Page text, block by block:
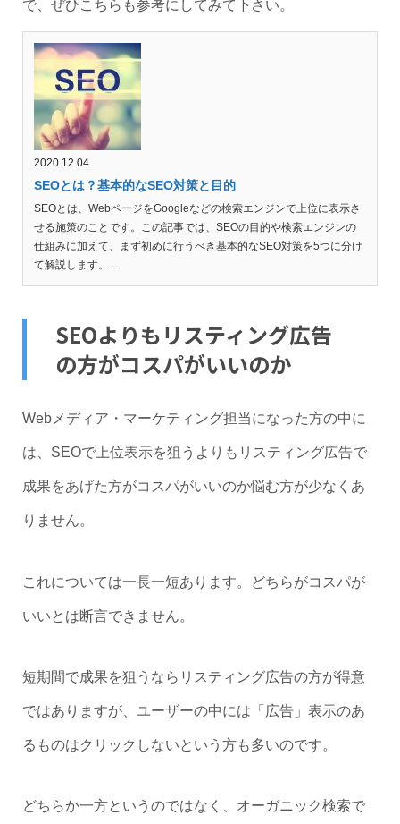
で、ぜひこちらも参考にしてみて下さい。
2020.12.04
SEOとは？基本的なSEO対策と目的
SEOとは、WebページをGoogleなどの検索エンジンで上位に表示さ
せる施策のことです。この記事では、SEOの目的や検索エンジンの
仕組みに加えて、まず初めに行うべき基本的なSEO対策を5つに分け
て解説します。...
SEOよりもリスティング広告
の方がコスパがいいのか
Webメディア・マーケティング担当になった方の中に
は、SEOで上位表示を狙うよりもリスティング広告で
成果をあげた方がコスパがいいのか悩む方が少なくあ
りません。
これについては一長一短あります。どちらがコスパが
いいとは断言できません。
短期間で成果を狙うならリスティング広告の方が得意
ではありますが、ユーザーの中には「広告」表示のあ
るものはクリックしないという方も多いのです。
どちらか一方というのではなく、オーガニック検索で